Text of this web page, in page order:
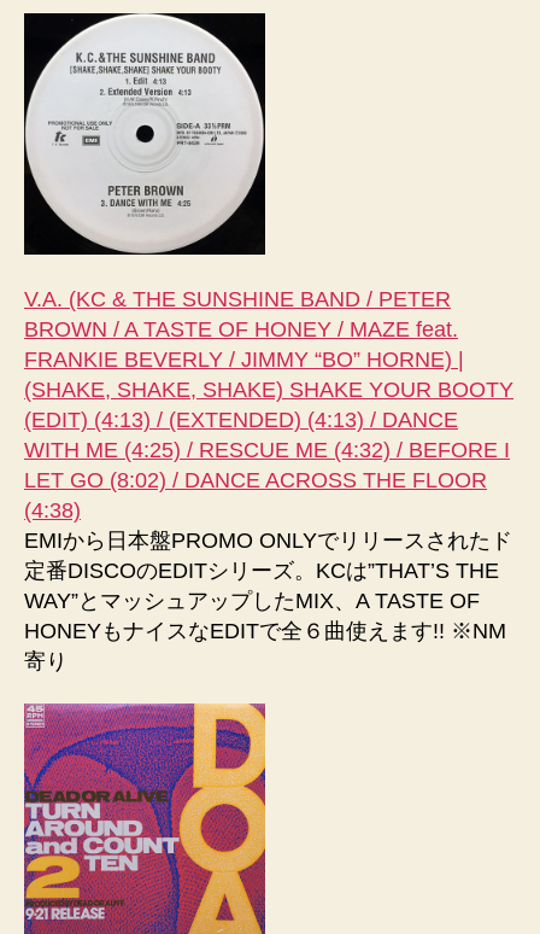
V.A. (KC & THE SUNSHINE BAND / PETER
BROWN / A TASTE OF HONEY / MAZE feat.
FRANKIE BEVERLY / JIMMY “BO” HORNE) |
(SHAKE, SHAKE, SHAKE) SHAKE YOUR BOOTY
(EDIT) (4:13) / (EXTENDED) (4:13) / DANCE
WITH ME (4:25) / RESCUE ME (4:32) / BEFORE I
LET GO (8:02) / DANCE ACROSS THE FLOOR
(4:38)
EMIから日本盤PROMO ONLYでリリースされたド
定番DISCOのEDITシリーズ。KCは”THAT’S THE
WAY”とマッシュアップしたMIX、A TASTE OF
HONEYもナイスなEDITで全６曲使えます!! ※NM
寄り